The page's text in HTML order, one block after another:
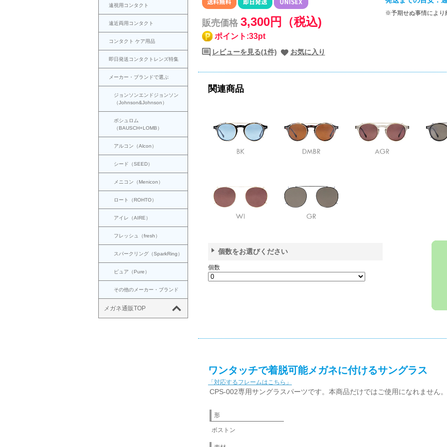
遠視用コンタクト
遠近両用コンタクト
コンタクト ケア用品
即日発送コンタクトレンズ特集
メーカー・ブランドで選ぶ
ジョンソンエンドジョンソン
（Johnson&Johnson）
ボシュロム
（BAUSCH+LOMB）
アルコン（Alcon）
シード（SEED）
メニコン（Menicon）
ロート（ROHTO）
アイレ（AIRE）
フレッシュ（fresh）
スパークリング（SparkRing）
ピュア（Pure）
その他のメーカー・ブランド
メガネ通販TOP
販売価格 3,300円（税込)
ポイント:33pt
レビューを見る(1件) お気に入り
※予期せぬ事情により
関連商品
個数をお選びください
個数
ワンタッチで着脱可能メガネに付けるサングラス
「対応するフレームはこちら」
CPS-002専用サングラスパーツです。本商品だけではご使用になれません。
形
ボストン